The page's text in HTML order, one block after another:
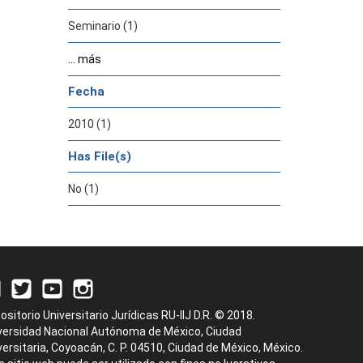
Seminario (1)
... más
Fecha
2010 (1)
Has File(s)
No (1)
Universitario Jurídicas RU-IIJ D.R. © 2018.
Nacional Autónoma de México, Ciudad
Coyoacán, C. P. 04510, Ciudad de México, México.